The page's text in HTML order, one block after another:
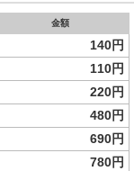
金額
140円
110円
220円
480円
690円
780円